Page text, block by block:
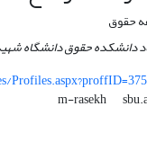
حقوق
دانشکده حقوق دانشگاه